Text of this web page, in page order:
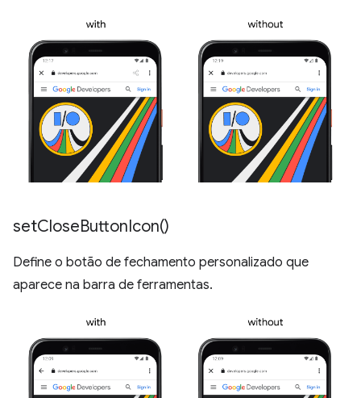
setCloseButtonIcon()
Define o botão de fechamento personalizado que
aparece na barra de ferramentas.